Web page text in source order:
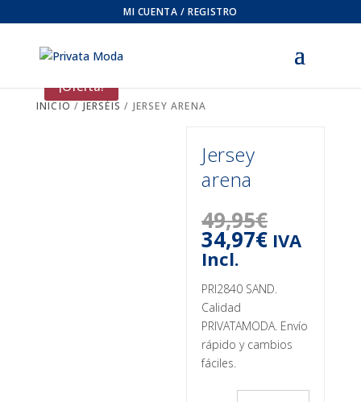
MI CUENTA / REGISTRO
INICIO / JERSÉIS / JERSEY ARENA
¡Oferta!
Jersey
arena
49,95€
El
precio
original
era:
49,95€.
34,97€El
precio
es:
IVA
Incl.
PRI2840 SAND.
Calidad
PRIVATAMODA. Envío
rápido y cambios
fáciles.